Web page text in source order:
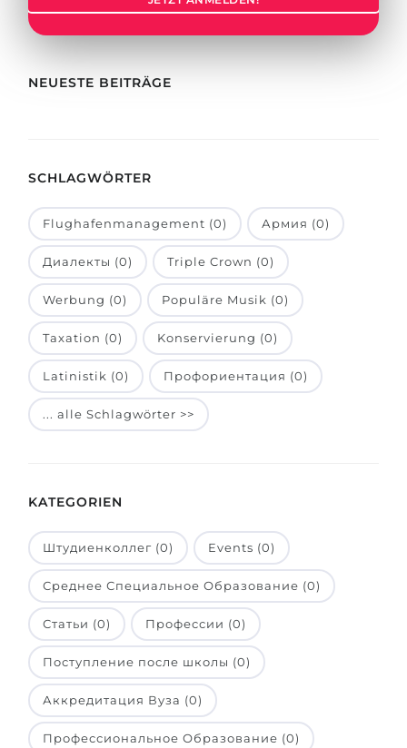
Berufe
Holland-Test
Interessenkarte-Test
RIASEC-Test
Erfolgzu
100%
BEWERBEN FÜR FACHRICHTUNG …
BEWERBEN AUS …
Russland
Ukraine
Kasachstan
Aserbaidschan
Armenien
Belarus
BERATUNG BUCHEN
NEUESTE BEITRÄGE
SCHLAGWÖRTER
Flughafenmanagement (0) Армия (0)
Диалекты (0) Triple Crown (0)
Werbung (0) Populäre Musik (0)
Taxation (0) Konservierung (0)
Latinistik (0) Профориентация (0)
... alle Schlagwörter >>
KATEGORIEN
Штудиенколлег (0) Events (0)
Среднее Специальное Образование (0)
Статьи (0) Профессии (0)
Поступление после школы (0)
Аккредитация Вуза (0)
Профессиональное Образование (0)